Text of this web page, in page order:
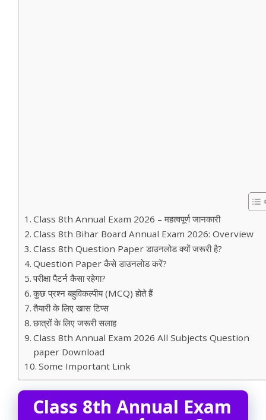
Class 8th Annual Exam 2026 – महत्वपूर्ण जानकारी
Class 8th Bihar Board Annual Exam 2026: Overview
Class 8th Question Paper डाउनलोड क्यों जरूरी है?
Question Paper कैसे डाउनलोड करें?
परीक्षा पैटर्न कैसा रहेगा?
कुछ प्रश्न बहुविकल्पीय (MCQ) होते हैं
तैयारी के लिए खास टिप्स
छात्रों के लिए जरूरी सलाह
Class 8th Annual Exam 2026 All Subjects Question
paper Download
Some Important Link
Class 8th Annual Exam